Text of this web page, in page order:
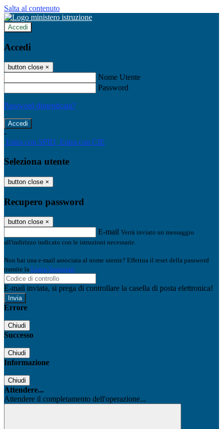
Salta al contenuto
Accedi
Accedi
button close ×
Nome Utente
Password
Password dimenticata?
-
Entra con SPID Entra con CIE
Seleziona utente
button close ×
Recupero password
button close ×
E-mail Verrà inviato un messaggio
all'indirizzo indicato con le istruzioni necessarie.
Non hai una e-mail associata al nome utente? Effettua il reset della password
tramite la Login Spaggiari
E-mail inviata, si prega di controllare la casella di posta elettronica!
Errore
Chiudi
Successo
Chiudi
Informazione
Chiudi
Attendere...
Attendere il completamento dell'operazione...